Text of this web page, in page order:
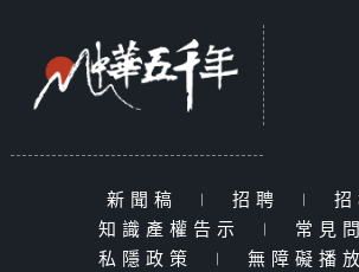
新聞稿 | 招聘 |
知識產權告示
| 常見
私隱政策
| 無障礙播